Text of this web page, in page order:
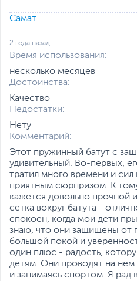
Самат
2 года назад
Время использования:
несколько месяцев
Достоинства:
Качество
Недостатки:
Нету
Комментарий:
Этот пружинный батут с
удивительный. Во-первых,
тратил много времени и сил
приятным сюрпризом. К
кажется довольно прочной
сетка вокруг батута -
спокоен, когда мои дети
знаю, что они защищены от
большой покой и
один плюс - радость,
детям. Они проводят на нем
и занимаясь спортом. Я рад